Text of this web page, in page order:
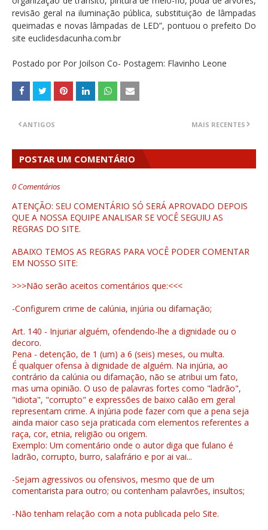
revisão geral na iluminação pública, substituição de lâmpadas
queimadas e novas lâmpadas de LED”, pontuou o prefeito Do
site euclidesdacunha.com.br
Postado por Por Joilson Co- Postagem: Flavinho Leone
MAIS RECENTES
ANTIGOS
POSTAR UM COMENTÁRIO
0 Comentários
ATENÇÃO: SEU COMENTÁRIO SÓ SERÁ APROVADO DEPOIS
QUE A NOSSA EQUIPE ANALISAR SE VOCÊ SEGUIU AS
REGRAS DO SITE.
ABAIXO TEMOS AS REGRAS PARA VOCÊ PODER COMENTAR
EM NOSSO SITE:
>>>Não serão aceitos comentários que:<<<
-Configurem crime de calúnia, injúria ou difamação;
Art. 140 - Injuriar alguém, ofendendo-lhe a dignidade ou o
decoro.
Pena - detenção, de 1 (um) a 6 (seis) meses, ou multa.
É qualquer ofensa à dignidade de alguém. Na injúria, ao
contrário da calúnia ou difamação, não se atribui um fato,
mas uma opinião. O uso de palavras fortes como "ladrão",
"idiota", "corrupto" e expressões de baixo calão em geral
representam crime. A injúria pode fazer com que a pena seja
ainda maior caso seja praticada com elementos referentes a
raça, cor, etnia, religião ou origem.
Exemplo: Um comentário onde o autor diga que fulano é
ladrão, corrupto, burro, salafrário e por ai vai...
-Sejam agressivos ou ofensivos, mesmo que de um
comentarista para outro; ou contenham palavrões, insultos;
-Não tenham relação com a nota publicada pelo Site.